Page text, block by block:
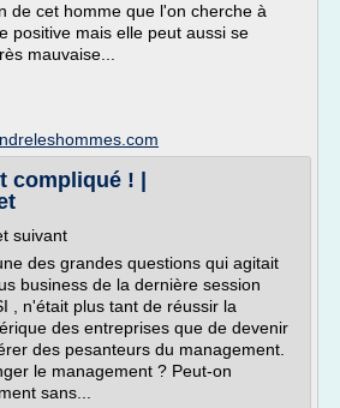
de cet homme que l'on cherche à
positive mais elle peut aussi se
mauvaise...
compliqué ! |
suivant
des grandes questions qui agitait
business de la dernière session
, n'était plus tant de réussir la
des entreprises que de devenir
des pesanteurs du management.
le management ? Peut-on
sans...